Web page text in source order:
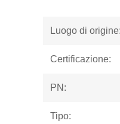
Luogo di origine:
Certificazione:
PN:
Tipo: